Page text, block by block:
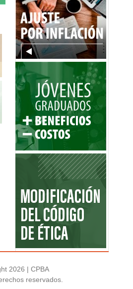
2026 | CPBA
reservados.